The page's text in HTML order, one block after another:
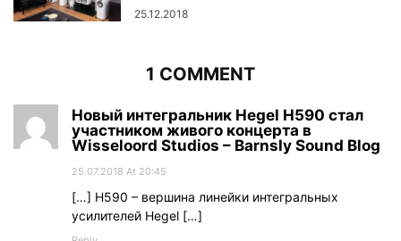
25.12.2018
1 COMMENT
Новый интегральник Hegel H590 стал
участником живого концерта в
Wisseloord Studios – Barnsly Sound Blog
25.07.2018 At 20:45
[…] H590 – вершина линейки интегральных
усилителей Hegel […]